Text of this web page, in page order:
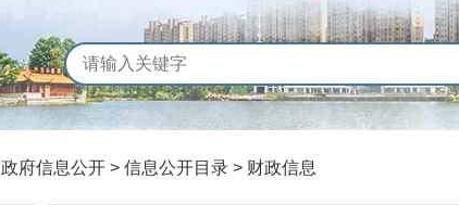
政府信息公开 > 信息公开目录 > 财政信息